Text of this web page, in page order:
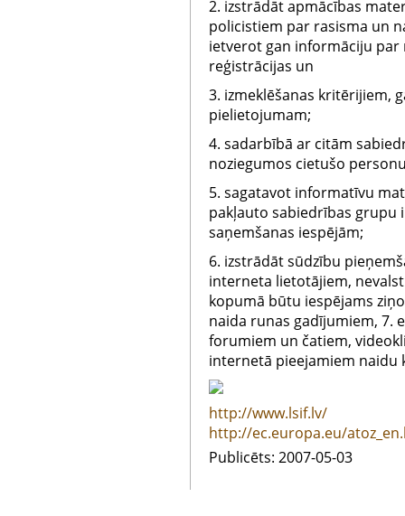
2. izstrādāt apmācības
policistiem par rasisma un
ietverot gan informāciju par
reģistrācijas un
3. izmeklēšanas kritērijiem,
pielietojumam;
4. sadarbībā ar citām
noziegumos cietušo
5. sagatavot informatīvu
pakļauto sabiedrības grupu
saņemšanas iespējām;
6. izstrādāt sūdzību
interneta lietotājiem,
kopumā būtu iespējams
naida runas gadījumiem, 7.
forumiem un čatiem,
internetā pieejamiem
http://www.lsif.lv/
http://ec.europa.eu/
Publicēts: 2007-05-03